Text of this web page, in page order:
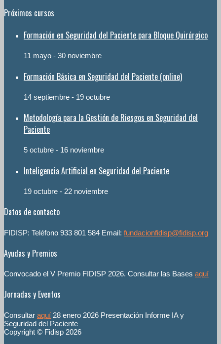
Próximos cursos
Formación en Seguridad del Paciente para Bloque Quirúrgico
11 mayo - 30 noviembre
Formación Básica en Seguridad del Paciente (online)
14 septiembre - 19 octubre
Metodología para la Gestión de Riesgos en Seguridad del
Paciente
5 octubre - 16 noviembre
Inteligencia Artificial en Seguridad del Paciente
19 octubre - 22 noviembre
Datos de contacto
FIDISP: Teléfono 933 801 584 Email: fundacionfidisp@fidisp.org
Ayudas y Premios
Convocado el V Premio FIDISP 2026. Consultar las Bases aquí
Jornadas y Eventos
Consultar aquí 28 enero 2026 Presentación Informe IA y
Seguridad del Paciente
Copyright © Fidisp 2026